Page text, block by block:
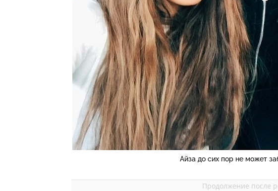
Айза до сих пор не может